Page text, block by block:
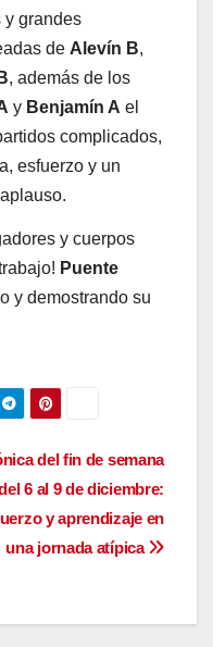
y grandes
de Alevín B,
, además de los
y Benjamín A el
complicados,
esfuerzo y un
y cuerpos
Puente
y demostrando su
del fin de semana
6 al 9 de diciembre:
y aprendizaje en
una jornada atípica